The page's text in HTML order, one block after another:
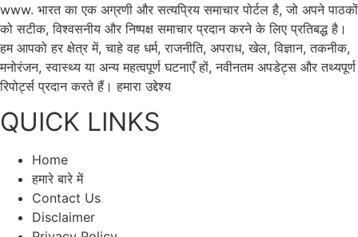
www. भारत का एक अग्रणी और सत्यप्रिय समाचार पोर्टल है, जो अपने पाठकों
को सटीक, विश्वसनीय और निष्पक्ष समाचार प्रदान करने के लिए प्रतिबद्ध है।
हम आपको हर क्षेत्र में, चाहे वह धर्म, राजनीति, अपराध, खेल, विज्ञान, तकनीक,
मनोरंजन, स्वास्थ्य या अन्य महत्वपूर्ण घटनाएँ हों, नवीनतम अपडेट्स और तथ्यपूर्ण
रिपोर्ट्स प्रदान करते हैं। हमारा उद्देश्य
QUICK LINKS
Home
हमारे बारे में
Contact Us
Disclaimer